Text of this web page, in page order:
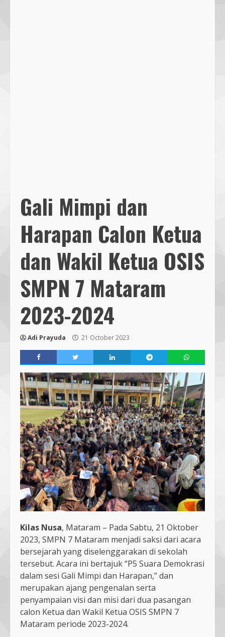
Gali Mimpi dan
Harapan Calon Ketua
dan Wakil Ketua OSIS
SMPN 7 Mataram
2023-2024
Adi Prayuda 21 October 2023
Kilas Nusa, Mataram – Pada Sabtu, 21 Oktober
2023, SMPN 7 Mataram menjadi saksi dari acara
bersejarah yang diselenggarakan di sekolah
tersebut. Acara ini bertajuk “P5 Suara Demokrasi
dalam sesi Gali Mimpi dan Harapan,” dan
merupakan ajang pengenalan serta
penyampaian visi dan misi dari dua pasangan
calon Ketua dan Wakil Ketua OSIS SMPN 7
Mataram periode 2023-2024.